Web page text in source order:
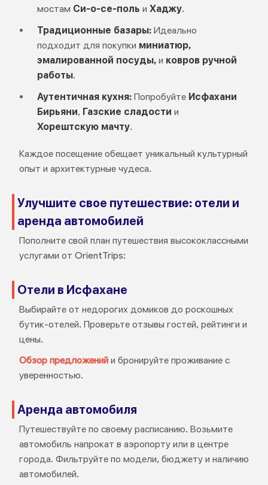
мостам Си-о-се-поль и Хаджу.
Традиционные базары:Идеально
подходит для покупки миниатюр,
эмалированной посуды,и ковров ручной
работы.
Аутентичная кухня:Попробуйте Исфахани
Бирьяни, Газские сладости и
Хорештскую мачту.
Каждое посещение обещает уникальный культурный
опыт и архитектурные чудеса.
Улучшите свое путешествие: отели и
аренда автомобилей
Пополните свой план путешествия высококлассными
услугами от OrientTrips:
Отели в Исфахане
Выбирайте от недорогих домиков до роскошных
бутик-отелей. Проверьте отзывы гостей, рейтинги и
цены.
Обзор предложенийи бронируйте проживание с
уверенностью.
Аренда автомобиля
Путешествуйте по своему расписанию. Возьмите
автомобиль напрокат в аэропорту или в центре
города. Фильтруйте по модели, бюджету и наличию
автомобилей.